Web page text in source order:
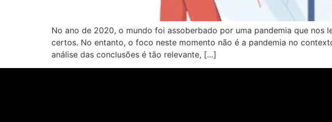
No ano de 2020, o mundo foi assoberbado por uma pandemia que
certos. No entanto, o foco neste momento não é a pandemia no
análise das conclusões é tão relevante, […]